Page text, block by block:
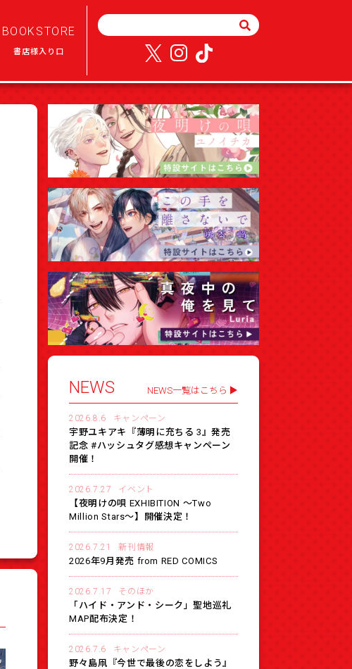
BOOKSTORE
書店様入り口
NEWS NEWS一覧はこちら
2026.8.6 キャンペーン
宇野ユキアキ『薄明に充ちる 3』発売
記念 #ハッシュタグ感想キャンペーン
開催！
2026.7.27 イベント
【夜明けの唄 EXHIBITION 〜Two
Million Stars〜】開催決定！
2026.7.21 新刊情報
2026年9月発売 from RED COMICS
2026.7.17 そのほか
「ハイド・アンド・シーク」聖地巡礼
MAP配布決定！
2026.7.6 キャンペーン
野々島凧『今世で最後の恋をしよう』